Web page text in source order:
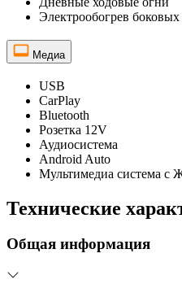
Электрообогрев боковых
Медиа
USB
CarPlay
Bluetooth
Розетка 12V
Аудиосистема
Android Auto
Мультимедиа система с
Технические
Общая информация